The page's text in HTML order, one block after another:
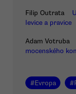
Filip Outrata
levice a pravice
Adam Votruba
mocenského
#Evropa #